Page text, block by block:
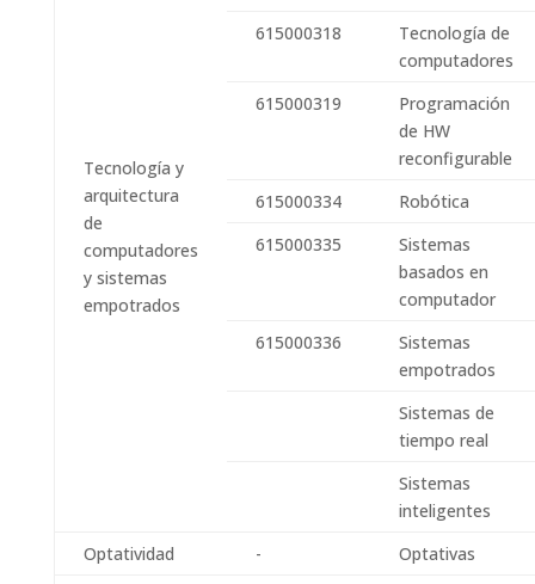
Tecnología y
arquitectura
de
computadores
y sistemas
empotrados
615000318
Tecnología de
computadores
615000319
Programación
de HW
reconfigurable
615000334
Robótica
615000335
Sistemas
basados en
computador
615000336
Sistemas
empotrados
Sistemas de
tiempo real
Sistemas
inteligentes
Optatividad
-
Optativas